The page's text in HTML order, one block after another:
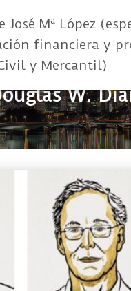
José Mª López
financiera y
y Mercantil)
W.